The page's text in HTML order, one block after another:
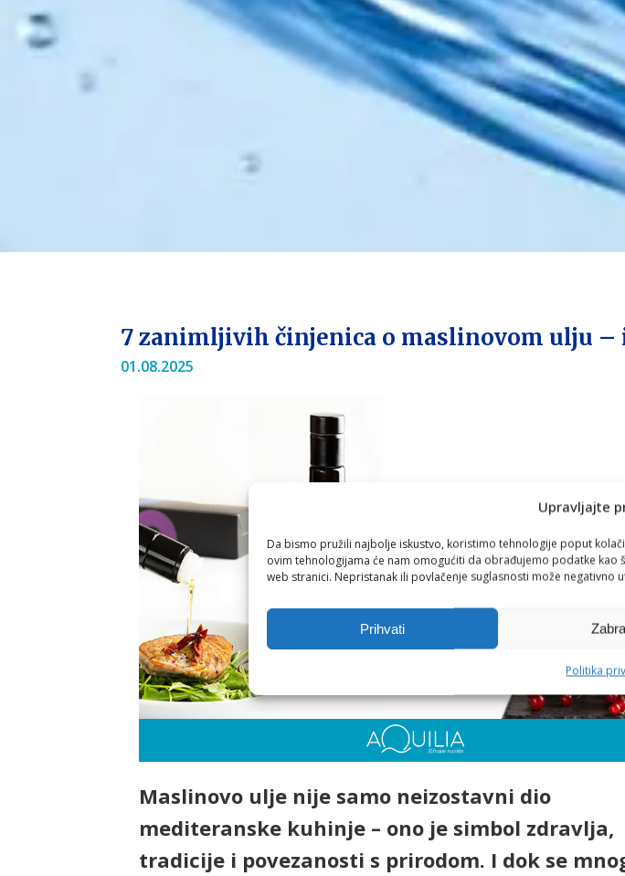
Upravljajte
Da bismo pružili najbolje iskustvo, koristimo tehnologije poput
ovim tehnologijama će nam omogućiti da obrađujemo podatke
web stranici. Nepristanak ili povlačenje suglasnosti može negativno
Prihvati
Politika
7 zanimljivih činjenica o maslinovom ulju –
01.08.2025
Maslinovo ulje nije samo neizostavni dio
mediteranske kuhinje – ono je simbol zdravlja,
tradicije i povezanosti s prirodom. I dok se